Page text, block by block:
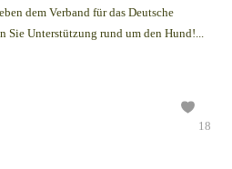
dem Verband für das Deutsche
Sie Unterstützung rund um den Hund!...
18